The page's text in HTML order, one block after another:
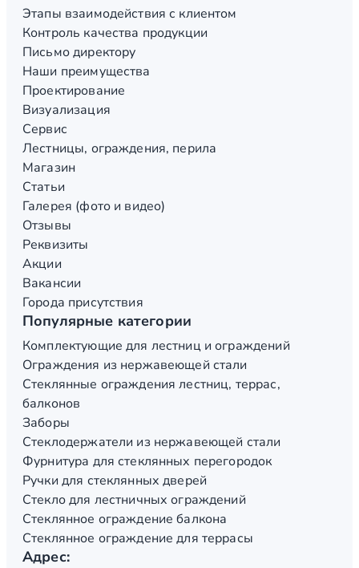
Этапы взаимодействия с клиентом
Контроль качества продукции
Письмо директору
Наши преимущества
Проектирование
Визуализация
Сервис
Лестницы, ограждения, перила
Магазин
Статьи
Галерея (фото и видео)
Отзывы
Реквизиты
Акции
Вакансии
Города присутствия
Популярные категории
Комплектующие для лестниц и ограждений
Ограждения из нержавеющей стали
Стеклянные ограждения лестниц, террас,
балконов
Заборы
Стеклодержатели из нержавеющей стали
Фурнитура для стеклянных перегородок
Ручки для стеклянных дверей
Стекло для лестничных ограждений
Стеклянное ограждение балкона
Стеклянное ограждение для террасы
Адрес: